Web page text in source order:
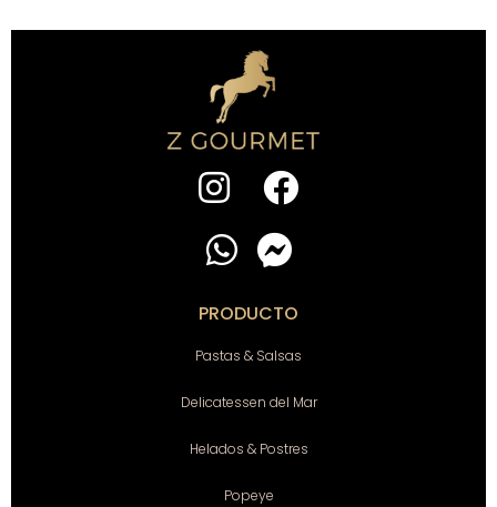
PRODUCTO
Pastas & Salsas
Delicatessen del Mar
Helados & Postres
Popeye